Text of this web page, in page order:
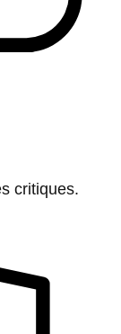
critiques.